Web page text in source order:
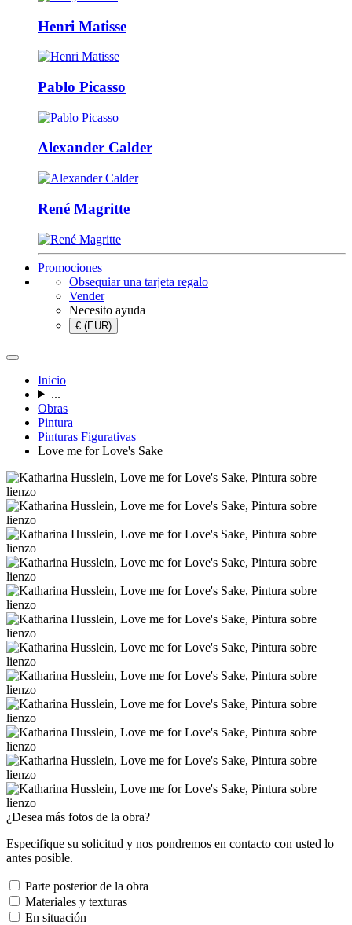
Henri Matisse
Pablo Picasso
Alexander Calder
René Magritte
Promociones
Obsequiar una tarjeta regalo
Vender
Necesito ayuda
€ (EUR)
Inicio
...
Obras
Pintura
Pinturas Figurativas
Love me for Love's Sake
¿Desea más fotos de la obra?
Especifique su solicitud y nos pondremos en contacto con usted lo
antes posible.
Parte posterior de la obra
Materiales y texturas
En situación